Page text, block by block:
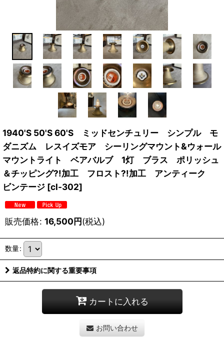
1940'S 50'S 60'S ミッドセンチュリー シンプル モ
ダニズム レスイズモア シーリングマウント&ウォール
マウントライト ベアバルブ 1灯 ブラス ポリッシュ
＆チッピング?!加工 フロスト?!加工 アンティーク
ビンテージ [cl-302]
販売価格: 16,500円(税込)
数量:
返品特約に関する重要事項
カートに入れる
お問い合わせ